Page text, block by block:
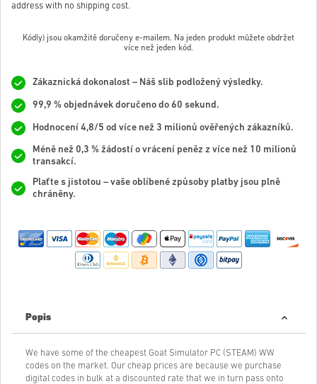
address with no shipping cost.
Kód(y) jsou okamžitě doručeny e-mailem. Na jeden produkt můžete obdržet
více než jeden kód.
Zákaznická dokonalost – Náš slib podložený výsledky.
99,9 % objednávek doručeno do 60 sekund.
Hodnocení 4,8/5 od více než 3 milionů ověřených zákazníků.
Méně než 0,3 % žádostí o vrácení peněz z více než 10 milionů
transakcí.
Plaťte s jistotou – vaše oblíbené způsoby platby jsou plně
chráněny.
Popis
We have some of the cheapest Goat Simulator PC (STEAM) WW
codes on the market. Our cheap prices are because we purchase
digital codes in bulk at a discounted rate that we in turn pass onto